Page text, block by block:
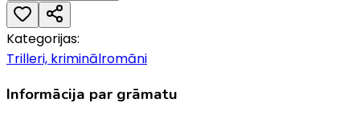
Kategorijas:
Trilleri, kriminālromāni
Informācija par grāmatu